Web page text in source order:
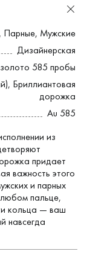
, Парные, Мужские
Дизайнерская
585 пробы
, Бриллиантовая
дорожка
Au 585
из
придает
важность этого
и парных
пальце,
кольца — ваш
навсегда